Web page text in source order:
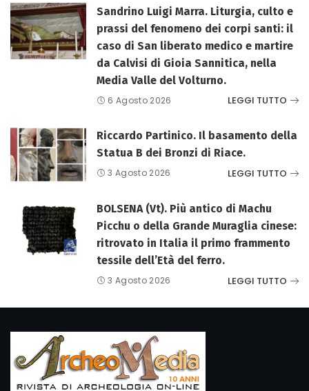
Sandrino Luigi Marra. Liturgia, culto e
prassi del fenomeno dei corpi santi: il
caso di San liberato medico e martire
da Calvisi di Gioia Sannitica, nella
Media Valle del Volturno.
6 Agosto 2026 LEGGI TUTTO
Riccardo Partinico. Il basamento della
Statua B dei Bronzi di Riace.
3 Agosto 2026 LEGGI TUTTO
BOLSENA (Vt). Più antico di Machu
Picchu o della Grande Muraglia cinese:
ritrovato in Italia il primo frammento
tessile dell’Età del ferro.
3 Agosto 2026 LEGGI TUTTO